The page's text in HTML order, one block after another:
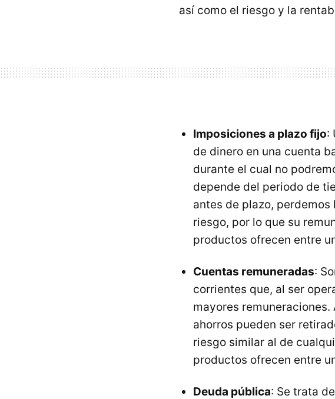
así como el riesgo y la
Imposiciones a plazo fijo:
de dinero en una cuenta
durante el cual no
depende del periodo de
antes de plazo,
riesgo, por lo que su
productos ofrecen entre
Cuentas remuneradas:
corrientes que, al ser
mayores
ahorros pueden ser
riesgo similar al de
productos ofrecen entre
Deuda pública: Se trata